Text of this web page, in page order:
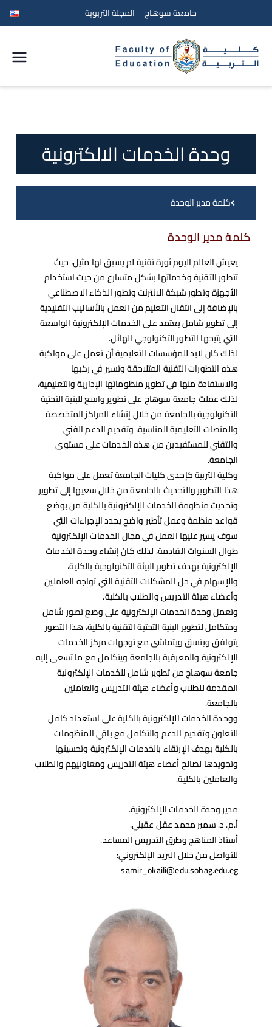
جامعة سوهاج المجلة التربوية
جامعة
سوهاج
وحدة الخدمات الالكترونية
كلمة مدير الوحدة
كلمة مدير الوحدة
يعيش العالم اليوم ثورة تقنية لم يسبق لها مثيل، حيث
تتطور التقنية وخدماتها بشكل متسارع من حيث استخدام
الأجهزة وتطور شبكة الانترنت وتطور الذكاء الاصطناعي
بالإضافة إلى انتقال التعليم من العمل بالأساليب التقليدية
إلى تطوير شامل يعتمد على الخدمات الإلكترونية الواسعة
التي يتيحها التطور التكنولوجي الهائل.
لذلك كان لابد للمؤسسات التعليمية أن تعمل على مواكبة
هذه التطورات التقنية المتلاحقة وتسير في ركبها
والاستفادة منها في تطوير منظوماتها الإدارية والتعليمية،
لذلك عملت جامعة سوهاج على تطوير واسع للبنية التحتية
التكنولوجية بالجامعة من خلال إنشاء المراكز المتخصصة
والمنصات التعليمية المناسبة، وتقديم الدعم الفني
والتقني للمستفيدين من هذه الخدمات على مستوى
الجامعة.
وكلية التربية كإحدى كليات الجامعة تعمل على مواكبة
هذا التطوير والتحديث بالجامعة من خلال سعيها إلى تطوير
وتحديث منظومة الخدمات الإلكترونية بالكلية من بوضع
قواعد منظمة وعمل تأطير واضح يحدد الإجراءات التي
سوف يسير عليها العمل في مجال الخدمات الإلكترونية
طوال السنوات القادمة، لذلك كان إنشاء وحدة الخدمات
الإلكترونية بهدف تطوير البيئة التكنولوجية بالكلية،
والإسهام في حل المشكلات التقنية التي تواجه العاملين
وأعضاء هيئة التدريس والطلاب بالكلية.
وتعمل وحدة الخدمات الإلكترونية على وضع تصور شامل
ومتكامل لتطوير البنية التحتية التقنية بالكلية، هذا التصور
يتوافق ويتسق ويتماشى مع توجهات مركز الخدمات
الإلكترونية والمعرفية بالجامعة ويتكامل مع ما تسعى إليه
جامعة سوهاج من تطوير شامل للخدمات الإلكترونية
المقدمة للطلاب وأعضاء هيئة التدريس والعاملين
بالجامعة.
ووحدة الخدمات الإلكترونية بالكلية على استعداد كامل
للتعاون وتقديم الدعم والتكامل مع باقي المنظومات
بالكلية بهدف الإرتقاء بالخدمات الإلكترونية وتحسينها
وتجويدها لصالح أعصاء هيئة التدريس ومعاونيهم والطلاب
والعاملين بالكلية.
مدير وحدة الخدمات الإلكترونية.
أ.م. د. سمير محمد عقل عقيلي.
أستاذ المناهج وطرق التدريس المساعد.
للتواصل من خلال البريد الإلكتروني:
samir_okaili@edu.sohag.edu.eg